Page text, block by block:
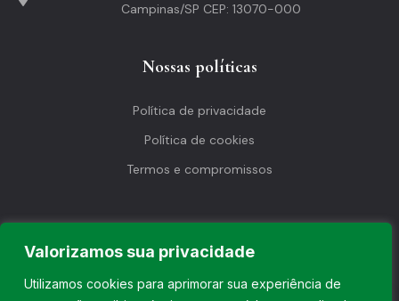
Valorizamos sua privacidade
Utilizamos cookies para aprimorar sua experiência de
Campinas/SP CEP: 13070-000
Nossas políticas
Política de privacidade
Política de cookies
Termos e compromissos
©2026 | Todos os direitos reservados.
CNPJ: 38.376.187/0001-03 – CETEP CENTRO DE ESTUDOS DE